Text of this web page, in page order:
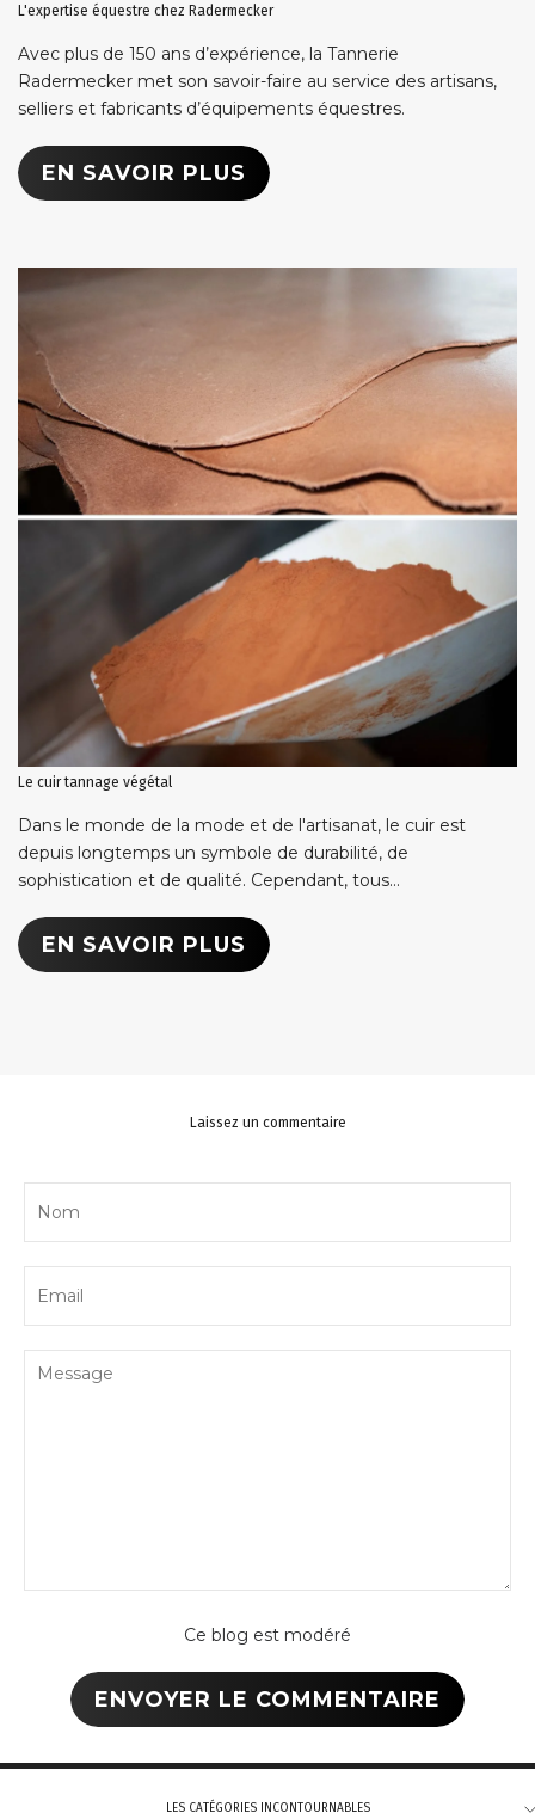
L'expertise équestre chez Radermecker
Avec plus de 150 ans d’expérience, la Tannerie
Radermecker met son savoir-faire au service des artisans,
selliers et fabricants d’équipements équestres.
EN SAVOIR PLUS
Le cuir tannage végétal
Dans le monde de la mode et de l'artisanat, le cuir est
depuis longtemps un symbole de durabilité, de
sophistication et de qualité. Cependant, tous...
EN SAVOIR PLUS
Laissez un commentaire
Ce blog est modéré
LES CATÉGORIES INCONTOURNABLES